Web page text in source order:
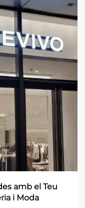
amb el Teu
i Moda